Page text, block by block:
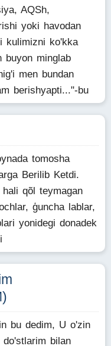
AQSh,
yoki havodan
kulimizni ko'kka
buyon minglab
men bundan
berishyapti..."-bu
tomosha
Berilib Ketdi.
qõl teymagan
ģuncha lablar,
yonidegi donadek
bu dedim, U o'zin
bilan